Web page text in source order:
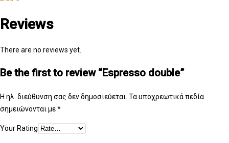
Reviews
There are no reviews yet.
Be the first to review “Espresso double”
Η ηλ. διεύθυνση σας δεν δημοσιεύεται. Τα υποχρεωτικά πεδία
σημειώνονται με*
Your Rating